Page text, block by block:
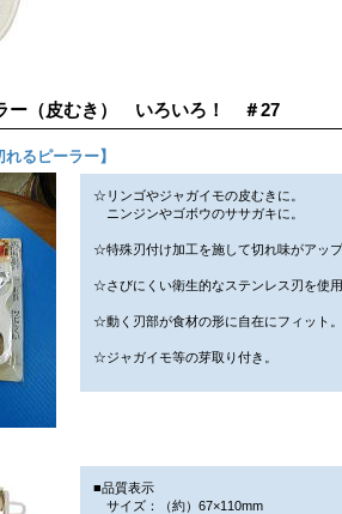
ー（皮むき） いろいろ！ ＃27
るピーラー】
☆リンゴやジャガイモの皮むきに。
ニンジンやゴボウのササガキに。
☆特殊刃付け加工を施して切れ味がアッ
☆さびにくい衛生的なステンレス刃を使
☆動く刃部が食材の形に自在にフィット
☆ジャガイモ等の芽取り付き。
■品質表示
サイズ：（約）67×110mm